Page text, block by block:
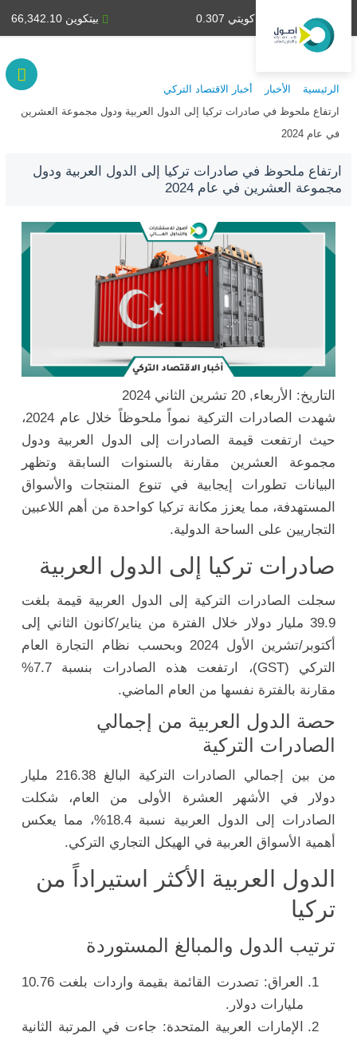
بيتكوين 66,342.10 دينار كويتي 0.307
الرئيسية الأخبار
أخبار الاقتصاد التركي
ارتفاع ملحوظ في صادرات تركيا إلى الدول العربية ودول مجموعة العشرين
في عام 2024
ارتفاع ملحوظ في صادرات تركيا إلى الدول العربية ودول
مجموعة العشرين في عام 2024
التاريخ: الأربعاء, 20 تشرين الثاني 2024
شهدت الصادرات التركية نمواً ملحوظاً خلال عام 2024،
حيث ارتفعت قيمة الصادرات إلى الدول العربية ودول
مجموعة العشرين مقارنة بالسنوات السابقة وتظهر
البيانات تطورات إيجابية في تنوع المنتجات والأسواق
المستهدفة، مما يعزز مكانة تركيا كواحدة من أهم اللاعبين
التجاريين على الساحة الدولية.
صادرات تركيا إلى الدول العربية
سجلت الصادرات التركية إلى الدول العربية قيمة بلغت
39.9 مليار دولار خلال الفترة من يناير/كانون الثاني إلى
أكتوبر/تشرين الأول 2024 وبحسب نظام التجارة العام
التركي (GST)، ارتفعت هذه الصادرات بنسبة 7.7%
مقارنة بالفترة نفسها من العام الماضي.
حصة الدول العربية من إجمالي
الصادرات التركية
من بين إجمالي الصادرات التركية البالغ 216.38 مليار
دولار في الأشهر العشرة الأولى من العام، شكلت
الصادرات إلى الدول العربية نسبة 18.4%، مما يعكس
أهمية الأسواق العربية في الهيكل التجاري التركي.
الدول العربية الأكثر استيراداً من
تركيا
ترتيب الدول والمبالغ المستوردة
العراق: تصدرت القائمة بقيمة واردات بلغت 10.76
مليارات دولار.
الإمارات العربية المتحدة: جاءت في المرتبة الثانية